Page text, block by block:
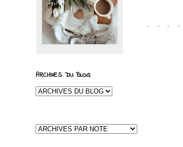
ARCHIVES DU BLOG